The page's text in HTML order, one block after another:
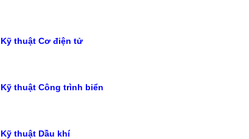
Kỹ thuật Cơ điện tử
Kỹ thuật Công trình biển
Kỹ thuật Dầu khí